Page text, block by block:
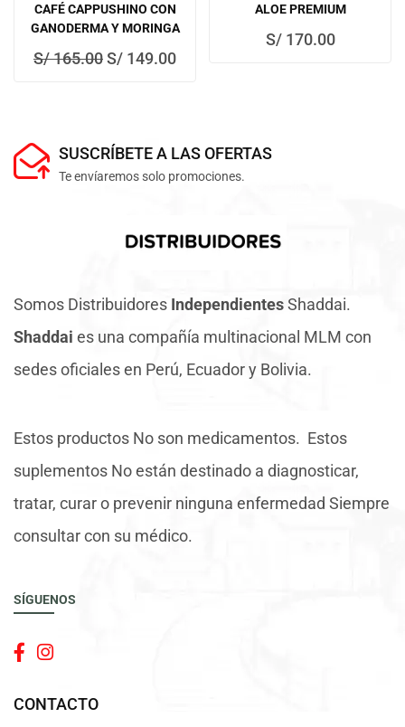
CAFÉ CAPPUSHINO CON
GANODERMA Y MORINGA
S/165.00S/ 149.00
ALOE PREMIUM
S/170.00
SUSCRÍBETE A LAS OFERTAS
Te envíaremos solo promociones.
Somos Distribuidores IndependientesShaddai.
Shaddai es una compañía multinacional MLM con
sedes oficiales en Perú, Ecuador y Bolivia.
Estos productos No son medicamentos. Estos
suplementos No están destinado a diagnosticar,
tratar, curar o prevenir ninguna enfermedad Siempre
consultar con su médico.
SÍGUENOS
CONTACTO